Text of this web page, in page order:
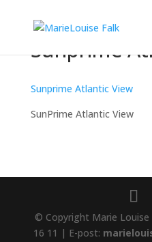
Sunprime
Sunprime Atlantic View
SunPrime Atlantic View
© Copyright Marie Louise
16 11 | E-post: